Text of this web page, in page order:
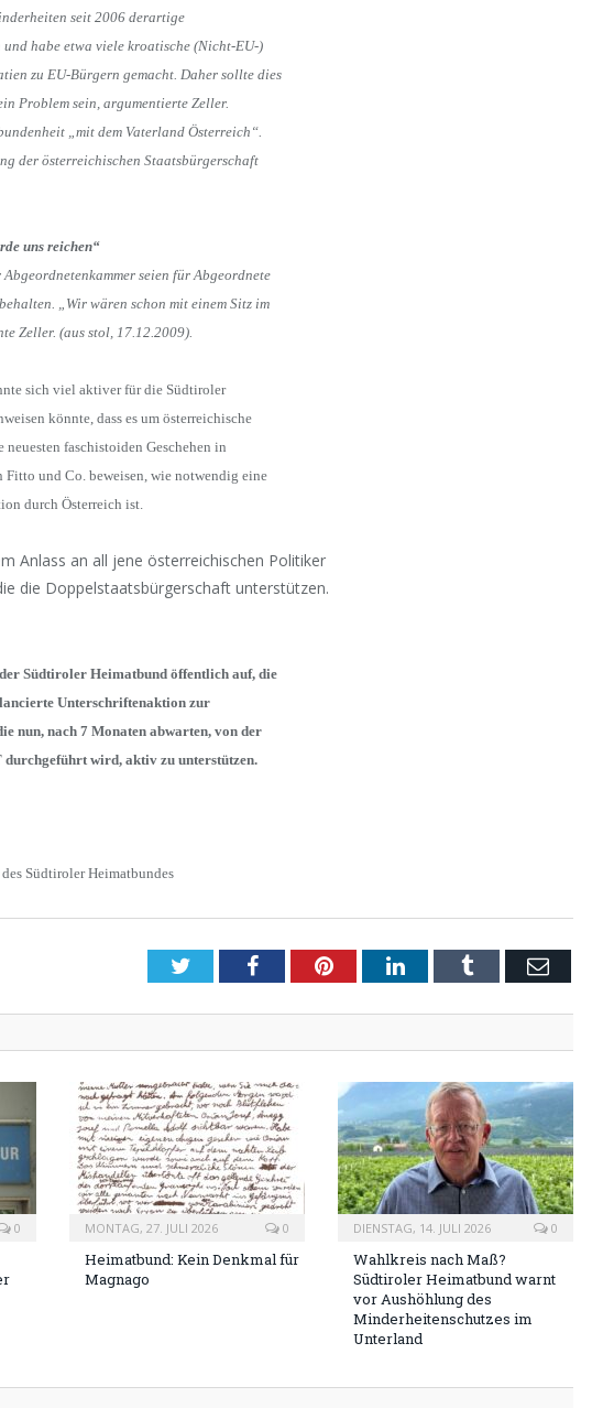
seit 2006 derartige
habe etwa viele kroatische (Nicht-EU-)
zu EU-Bürgern gemacht. Daher sollte dies
Problem sein, argumentierte Zeller.
„mit dem Vaterland Österreich“.
der österreichischen Staatsbürgerschaft
uns reichen“
seien für Abgeordnete
„Wir wären schon mit einem Sitz im
Zeller. (aus stol, 17.12.2009).
sich viel aktiver für die Südtiroler
könnte, dass es um österreichische
neuesten faschistoiden Geschehen in
Fitto und Co. beweisen, wie notwendig eine
durch Österreich ist.
Anlass an all jene österreichischen Politiker
die Doppelstaatsbürgerschaft unterstützen.
Südtiroler Heimatbund öffentlich auf, die
Unterschriftenaktion zur
nun, nach 7 Monaten abwarten, von der
wird, aktiv zu unterstützen.
Südtiroler Heimatbundes
TwitterFacebookPinterestLinkedInTumblr Email
0 MONTAG, 27. JULI 2026 0
Heimatbund: Kein Denkmal für
Magnago
DIENSTAG, 14. JULI 2026 0
Wahlkreis nach Maß?
Südtiroler Heimatbund warnt
vor Aushöhlung des
Minderheitenschutzes im
Unterland